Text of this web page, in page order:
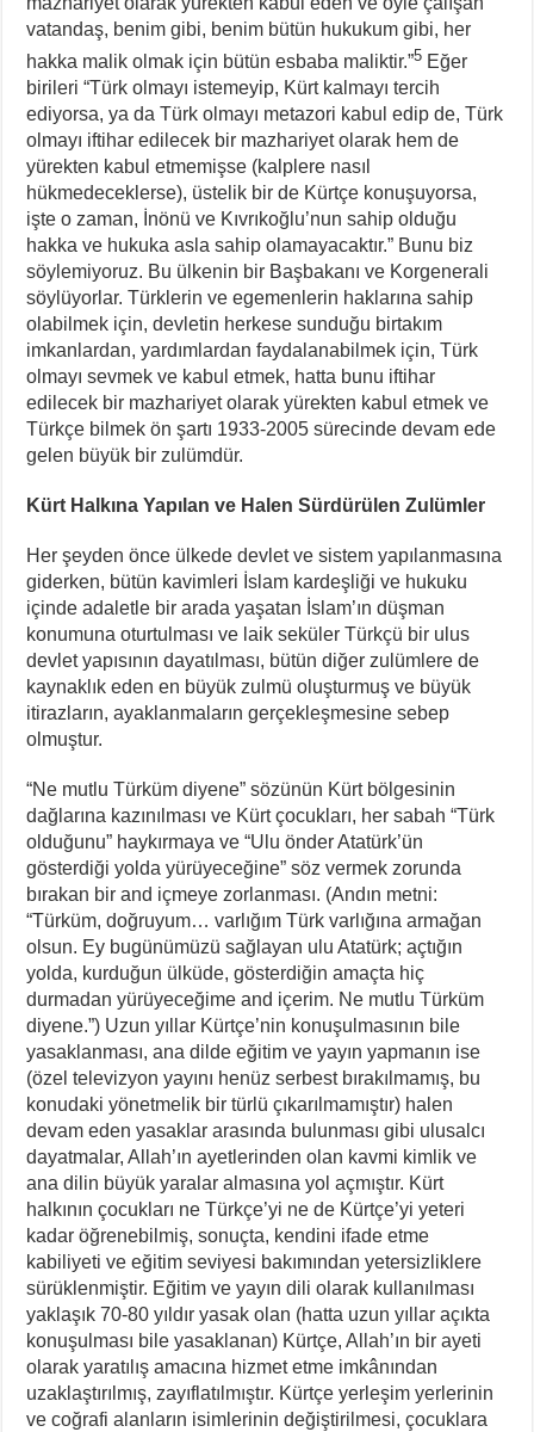
vatandaş, benim gibi, benim bütün hukukum gibi, her
hakka malik olmak için bütün esbaba maliktir.”5 Eğer
birileri “Türk olmayı istemeyip, Kürt kalmayı tercih
ediyorsa, ya da Türk olmayı metazori kabul edip de, Türk
olmayı iftihar edilecek bir mazhariyet olarak hem de
yürekten kabul etmemişse (kalplere nasıl
hükmedeceklerse), üstelik bir de Kürtçe konuşuyorsa,
işte o zaman, İnönü ve Kıvrıkoğlu’nun sahip olduğu
hakka ve hukuka asla sahip olamayacaktır.” Bunu biz
söylemiyoruz. Bu ülkenin bir Başbakanı ve Korgenerali
söylüyorlar. Türklerin ve egemenlerin haklarına sahip
olabilmek için, devletin herkese sunduğu birtakım
imkanlardan, yardımlardan faydalanabilmek için, Türk
olmayı sevmek ve kabul etmek, hatta bunu iftihar
edilecek bir mazhariyet olarak yürekten kabul etmek ve
Türkçe bilmek ön şartı 1933-2005 sürecinde devam ede
gelen büyük bir zulümdür.
Kürt Halkına Yapılan ve Halen Sürdürülen Zulümler
Her şeyden önce ülkede devlet ve sistem yapılanmasına
giderken, bütün kavimleri İslam kardeşliği ve hukuku
içinde adaletle bir arada yaşatan İslam’ın düşman
konumuna oturtulması ve laik seküler Türkçü bir ulus
devlet yapısının dayatılması, bütün diğer zulümlere de
kaynaklık eden en büyük zulmü oluşturmuş ve büyük
itirazların, ayaklanmaların gerçekleşmesine sebep
olmuştur.
“Ne mutlu Türküm diyene” sözünün Kürt bölgesinin
dağlarına kazınılması ve Kürt çocukları, her sabah “Türk
olduğunu” haykırmaya ve “Ulu önder Atatürk’ün
gösterdiği yolda yürüyeceğine” söz vermek zorunda
bırakan bir and içmeye zorlanması. (Andın metni:
“Türküm, doğruyum… varlığım Türk varlığına armağan
olsun. Ey bugünümüzü sağlayan ulu Atatürk; açtığın
yolda, kurduğun ülküde, gösterdiğin amaçta hiç
durmadan yürüyeceğime and içerim. Ne mutlu Türküm
diyene.”) Uzun yıllar Kürtçe’nin konuşulmasının bile
yasaklanması, ana dilde eğitim ve yayın yapmanın ise
(özel televizyon yayını henüz serbest bırakılmamış, bu
konudaki yönetmelik bir türlü çıkarılmamıştır) halen
devam eden yasaklar arasında bulunması gibi ulusalcı
dayatmalar, Allah’ın ayetlerinden olan kavmi kimlik ve
ana dilin büyük yaralar almasına yol açmıştır. Kürt
halkının çocukları ne Türkçe’yi ne de Kürtçe’yi yeteri
kadar öğrenebilmiş, sonuçta, kendini ifade etme
kabiliyeti ve eğitim seviyesi bakımından yetersizliklere
sürüklenmiştir. Eğitim ve yayın dili olarak kullanılması
yaklaşık 70-80 yıldır yasak olan (hatta uzun yıllar açıkta
konuşulması bile yasaklanan) Kürtçe, Allah’ın bir ayeti
olarak yaratılış amacına hizmet etme imkânından
uzaklaştırılmış, zayıflatılmıştır. Kürtçe yerleşim yerlerinin
ve coğrafi alanların isimlerinin değiştirilmesi, çocuklara